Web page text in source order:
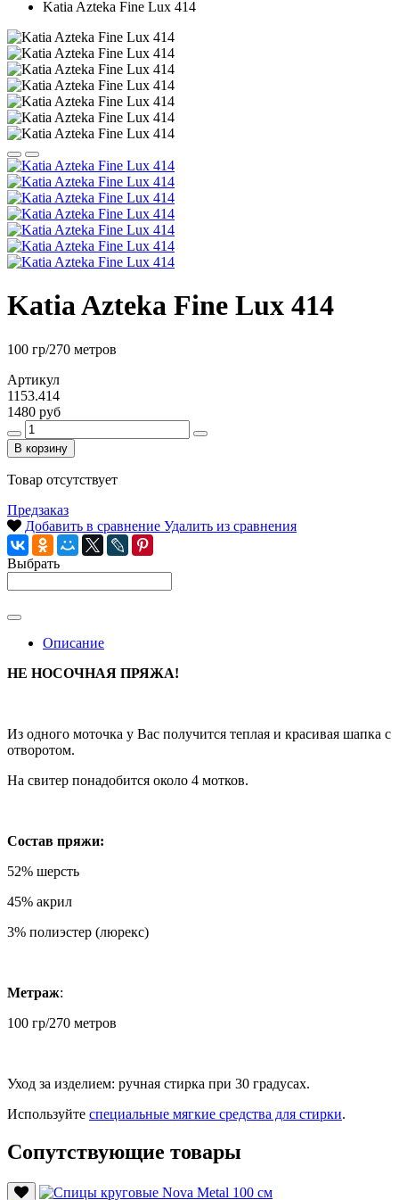
Katia Azteka Fine Lux 414
Katia Azteka Fine Lux 414
100 гр/270 метров
Артикул
1153.414
1480 руб
В корзину
Товар отсутствует
Предзаказ
Добавить в сравнение Удалить из сравнения
Выбрать
Описание
НЕ НОСОЧНАЯ ПРЯЖА!
Из одного моточка у Вас получится теплая и красивая шапка с
отворотом.
На свитер понадобится около 4 мотков.
Состав пряжи:
52% шерсть
45% акрил
3% полиэстер (люрекс)
Метраж:
100 гр/270 метров
Уход за изделием: ручная стирка при 30 градусах.
Используйте специальные мягкие средства для стирки.
Сопутствующие товары